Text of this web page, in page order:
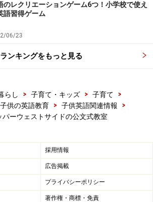
のレクリエーションゲーム6つ！小学校で使え
語習得ゲーム
06/23
ランキングをもっと見る
らし > 子育て・キッズ > 子育て
>
子供の英語教育 > 子供英語関連情報
>
パーウェストサイドの公文式教室
採用情報
広告掲載
プライバシーポリシー
著作権・商標・免責